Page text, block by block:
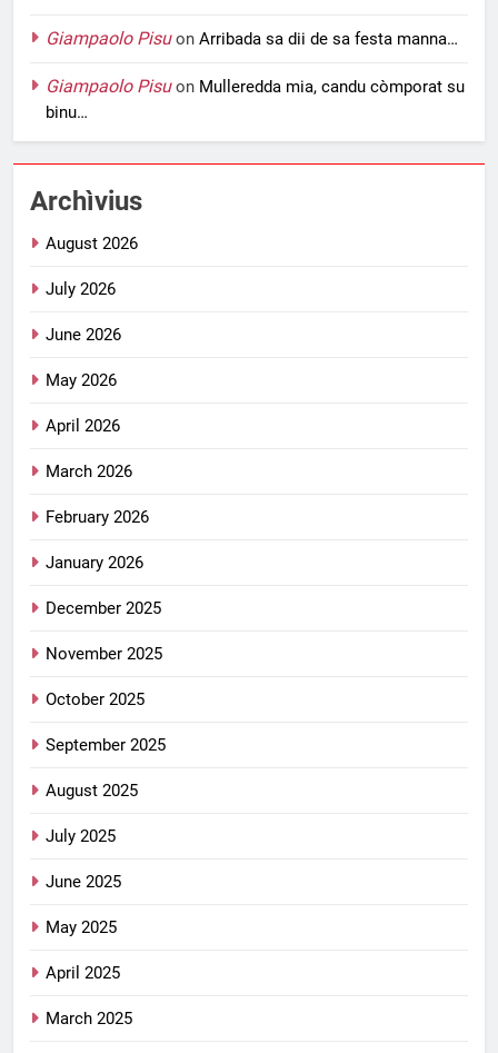
Giampaolo Pisuon Arribada sa dii de sa festa manna…
Giampaolo Pisuon Mulleredda mia, candu còmporat su
binu…
Archìvius
August 2026
July 2026
June 2026
May 2026
April 2026
March 2026
February 2026
January 2026
December 2025
November 2025
October 2025
September 2025
August 2025
July 2025
June 2025
May 2025
April 2025
March 2025